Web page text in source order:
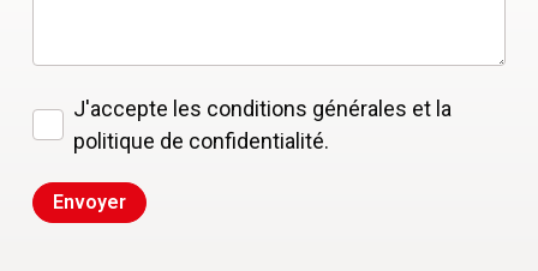
J'accepte les conditions générales et la
politique de confidentialité.